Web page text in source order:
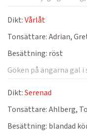
Dikt:Vårlåt
Tonsättare:Adrian,
Besättning: röst
Göken på ängarna gal
Dikt:Serenad
Tonsättare:Ahlberg,
Besättning: blandad